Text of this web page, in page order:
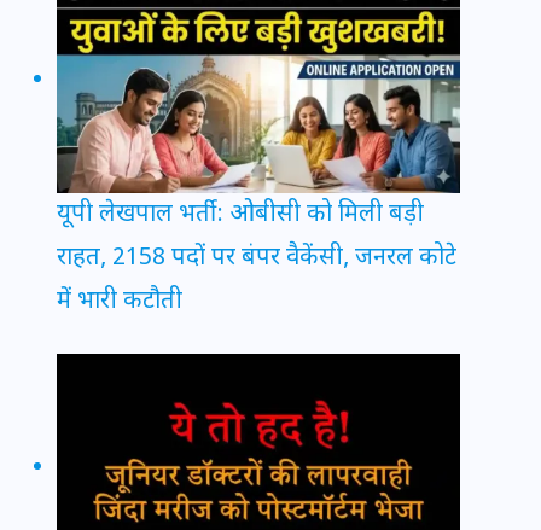
यूपी लेखपाल भर्ती: ओबीसी को मिली बड़ी
राहत, 2158 पदों पर बंपर वैकेंसी, जनरल कोटे
में भारी कटौती